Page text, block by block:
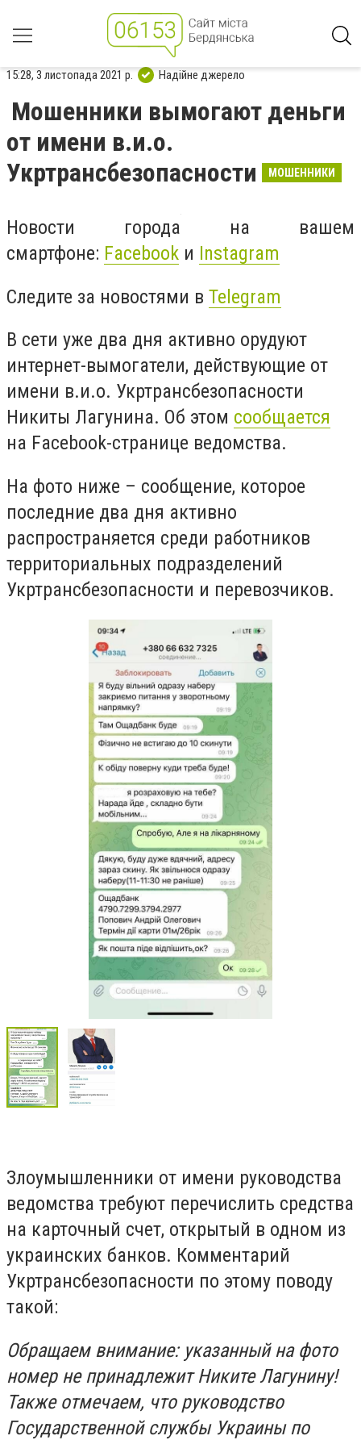
15:28, 3 листопада 2021 р. Надійне джерело
Мошенники вымогают деньги
от имени в.и.о.
Укртрансбезопасности
МОШЕННИКИ
Новости города на вашем
смартфоне: Facebook и Instagram
Следите за новостями в Telegram
В сети уже два дня активно орудуют
интернет-вымогатели, действующие от
имени в.и.о. Укртрансбезопасности
Никиты Лагунина. Об этом сообщается
на Facebook-странице ведомства.
На фото ниже – сообщение, которое
последние два дня активно
распространяется среди работников
территориальных подразделений
Укртрансбезопасности и перевозчиков.
Злоумышленники от имени руководства
ведомства требуют перечислить средства
на карточный счет, открытый в одном из
украинских банков. Комментарий
Укртрансбезопасности по этому поводу
такой:
Обращаем внимание: указанный на фото
номер не принадлежит Никите Лагунину!
Также отмечаем, что руководство
Государственной службы Украины по